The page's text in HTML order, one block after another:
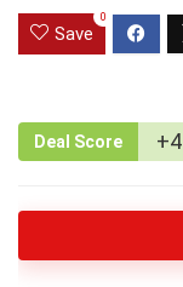
Save
0
Deal Score +4